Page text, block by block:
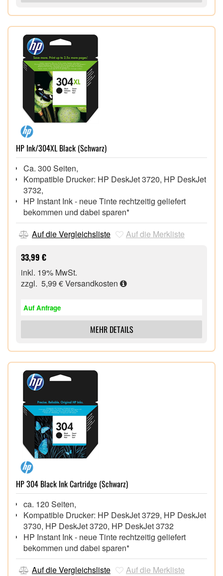
HP Ink/304XL Black (Schwarz)
Ca. 300 Seiten,
Kompatible Drucker: HP DeskJet 3720, HP DeskJet
3732,
HP Instant Ink - neue Tinte rechtzeitig geliefert
bekommen und dabei sparen*
Auf die Vergleichsliste
Auf die Merkliste
33,99 €
inkl. 19% MwSt.
zzgl. 5,99 €Versandkosten
Auf Anfrage
MEHR DETAILS
HP 304 Black Ink Cartridge (Schwarz)
ca. 120 Seiten,
Kompatible Drucker: HP DeskJet 3729, HP DeskJet
3730, HP DeskJet 3720, HP DeskJet 3732
HP Instant Ink - neue Tinte rechtzeitig geliefert
bekommen und dabei sparen*
Auf die Vergleichsliste
Auf die Merkliste